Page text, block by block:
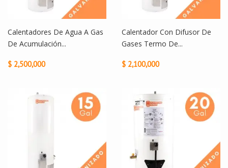
Calentadores De Agua A Gas
De Acumulación...
$ 2,500,000
Calentador Con Difusor De
Gases Termo De...
$ 2,100,000